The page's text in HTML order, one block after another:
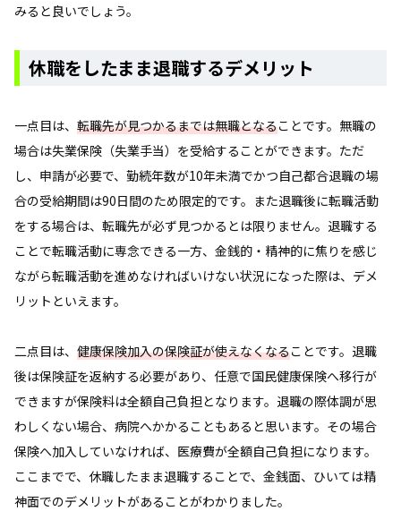
みると良いでしょう。
休職をしたまま退職するデメリット
一点目は、 転職先が見つかるまでは無職となることです。無職の
場合は失業保険（失業手当）を受給することができます。ただ
し、申請が必要で、勤続年数が10年未満でかつ自己都合退職の場
合の受給期間は90日間のため限定的です。また退職後に転職活動
をする場合は、転職先が必ず見つかるとは限りません。退職する
ことで転職活動に専念できる一方、金銭的・精神的に焦りを感じ
ながら転職活動を進めなければいけない状況になった際は、デメ
リットといえます。
二点目は、 健康保険加入の保険証が使えなくなることです。退職
後は保険証を返納する必要があり、任意で国民健康保険へ移行が
できますが保険料は全額自己負担となります。退職の際体調が思
わしくない場合、病院へかかることもあると思います。その場合
保険へ加入していなければ、医療費が全額自己負担になります。
ここまでで、休職したまま退職することで、金銭面、ひいては精
神面でのデメリットがあることがわかりました。